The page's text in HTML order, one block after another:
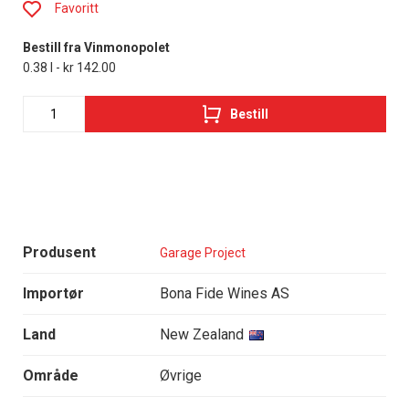
Produsent Garage Project
Importør Bona Fide Wines AS
Land New Zealand
Område Øvrige
Favoritt
Bestill fra Vinmonopolet
0.38 l - kr 142.00
Bestill